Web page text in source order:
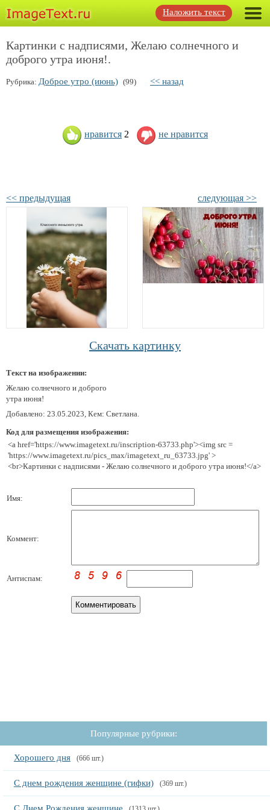
Наложить текст
Картинки с надписями, Желаю солнечного и
доброго утра июня!.
Рубрика: Доброе утро (июнь) (99) << назад
нравится 2 не нравится
<< предыдущая следующая >>
Скачать картинку
Текст на изображении:
Желаю солнечного и доброго
утра июня!
Добавлено: 23.05.2023, Кем: Светлана.
Код для размещения изображения:
<a href='https://www.imagetext.ru/inscription-63733.php'><img src =
'https://www.imagetext.ru/pics_max/imagetext_ru_63733.jpg' >
<br>Картинки с надписями - Желаю солнечного и доброго утра июня!</a>
Имя:
Коммент:
Антиспам:
Популярные рубрики:
Хорошего дня (666 шт.)
С днем рождения женщине (гифки) (369 шт.)